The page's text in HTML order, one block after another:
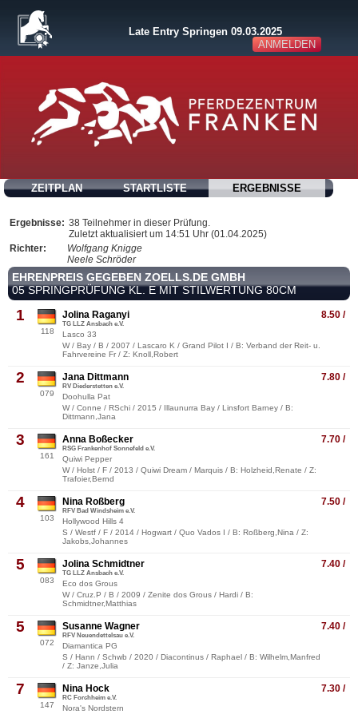
ANMELDEN
Late Entry Springen 09.03.2025
ZEITPLAN STARTLISTE ERGEBNISSE
Ergebnisse: 38 Teilnehmer in dieser Prüfung.
Zuletzt aktualisiert um 14:51 Uhr (01.04.2025)
Richter:
Wolfgang Knigge
Neele Schröder
EHRENPREIS GEGEBEN ZOELLS.DE GMBH
05 SPRINGPRÜFUNG KL. E MIT STILWERTUNG 80CM
1
118
8.50 /
Jolina Raganyi
TG LLZ Ansbach e.V.
Lasco 33
W / Bay / B / 2007 / Lascaro K / Grand Pilot I / B: Verband der Reit- u.
Fahrvereine Fr / Z: Knoll,Robert
2
079
7.80 /
Jana Dittmann
RV Diederstetten e.V.
Doohulla Pat
W / Conne / RSchi / 2015 / Illaunurra Bay / Linsfort Barney / B:
Dittmann,Jana
3
161
7.70 /
Anna Boßecker
RSG Frankenhof Sonnefeld e.V.
Quiwi Pepper
W / Holst / F / 2013 / Quiwi Dream / Marquis / B: Holzheid,Renate / Z:
Trafoier,Bernd
4
103
7.50 /
Nina Roßberg
RFV Bad Windsheim e.V.
Hollywood Hills 4
S / Westf / F / 2014 / Hogwart / Quo Vados I / B: Roßberg,Nina / Z:
Jakobs,Johannes
5
083
7.40 /
Jolina Schmidtner
TG LLZ Ansbach e.V.
Eco dos Grous
W / Cruz.P / B / 2009 / Zenite dos Grous / Hardi / B:
Schmidtner,Matthias
5
072
7.40 /
Susanne Wagner
RFV Neuendettelsau e.V.
Diamantica PG
S / Hann / Schwb / 2020 / Diacontinus / Raphael / B: Wilhelm,Manfred
/ Z: Janze,Julia
7
147
7.30 /
Nina Hock
RC Forchheim e.V.
Nora's Nordstern